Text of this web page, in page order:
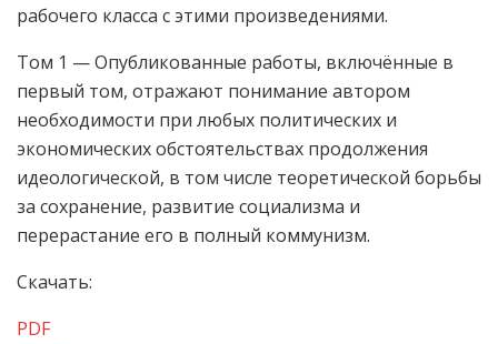
рабочего класса с этими произведениями.
Том 1 — Опубликованные работы, включённые в
первый том, отражают понимание автором
необходимости при любых политических и
экономических обстоятельствах продолжения
идеологической, в том числе теоретической борьбы
за сохранение, развитие социализма и
перерастание его в полный коммунизм.
Скачать:
PDF